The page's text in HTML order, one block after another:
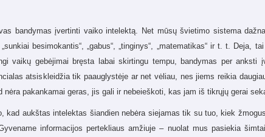
bandymas įvertinti vaiko intelektą. Net mūsų švietimo sistema
besimokantis“, „gabus“, „tinginys“, „matematikas“ ir t. t. Deja,
vaikų gebėjimai bręsta labai skirtingu tempu, bandymas per anksti
atsiskleidžia tik paauglystėje ar net vėliau, nes jiems reikia
pakankamai geras, jis gali ir nebeieškoti, kas jam iš tikrųjų gerai
kad aukštas intelektas šiandien nebėra siejamas tik su tuo, kiek
informacijos pertekliaus amžiuje – nuolat mus pasiekia